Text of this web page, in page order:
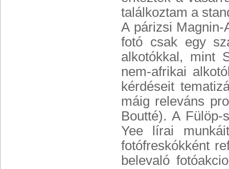
találkoztam a
A párizsi Magnin-
fotó csak egy
alkotókkal, mint
nem-afrikai
kérdéseit
máig releváns
Boutté). A
Yee lírai
fotófreskókként
belevaló